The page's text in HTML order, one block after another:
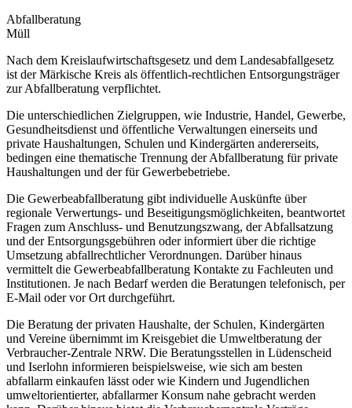
Abfallberatung
Müll
Nach dem Kreislaufwirtschaftsgesetz und dem Landesabfallgesetz
ist der Märkische Kreis als öffentlich-rechtlichen Entsorgungsträger
zur Abfallberatung verpflichtet.
Die unterschiedlichen Zielgruppen, wie Industrie, Handel, Gewerbe,
Gesundheitsdienst und öffentliche Verwaltungen einerseits und
private Haushaltungen, Schulen und Kindergärten andererseits,
bedingen eine thematische Trennung der Abfallberatung für private
Haushaltungen und der für Gewerbebetriebe.
Die Gewerbeabfallberatung gibt individuelle Auskünfte über
regionale Verwertungs- und Beseitigungsmöglichkeiten, beantwortet
Fragen zum Anschluss- und Benutzungszwang, der Abfallsatzung
und der Entsorgungsgebühren oder informiert über die richtige
Umsetzung abfallrechtlicher Verordnungen. Darüber hinaus
vermittelt die Gewerbeabfallberatung Kontakte zu Fachleuten und
Institutionen. Je nach Bedarf werden die Beratungen telefonisch, per
E-Mail oder vor Ort durchgeführt.
Die Beratung der privaten Haushalte, der Schulen, Kindergärten
und Vereine übernimmt im Kreisgebiet die Umweltberatung der
Verbraucher-Zentrale NRW. Die Beratungsstellen in Lüdenscheid
und Iserlohn informieren beispielsweise, wie sich am besten
abfallarm einkaufen lässt oder wie Kindern und Jugendlichen
umweltorientierter, abfallarmer Konsum nahe gebracht werden